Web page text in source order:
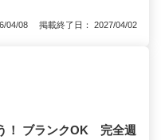
04/08 掲載終了日： 2027/04/02
！ ブランクOK 完全週